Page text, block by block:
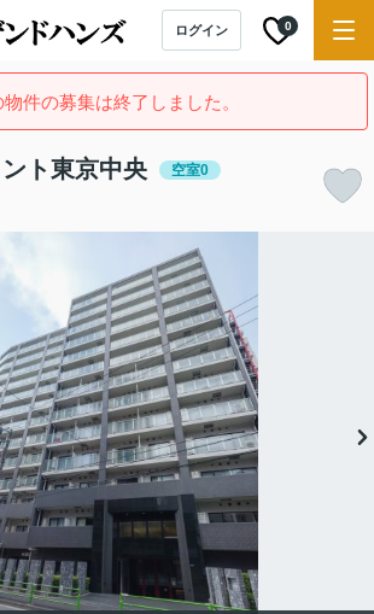
ログイン 0
物件の募集は終了しました。
ト東京中央 空室0